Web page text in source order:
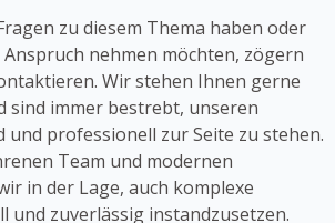
zu diesem Thema haben oder
nehmen möchten, zögern
Wir stehen Ihnen gerne
sind immer bestrebt, unseren
und professionell zur Seite zu stehen.
Team und modernen
in der Lage, auch komplexe
und zuverlässig instandzusetzen.